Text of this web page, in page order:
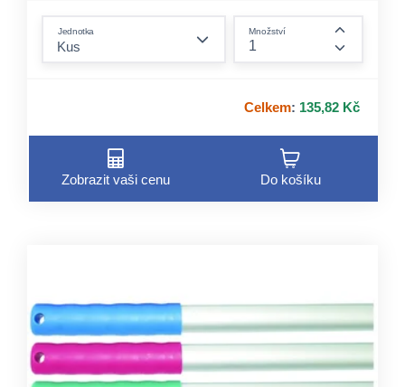
Jednotka Množství
Celkem: 135,82 Kč
Zobrazit vaši cenu Do košíku